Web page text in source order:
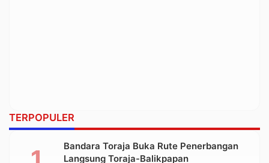
TERPOPULER
Bandara Toraja Buka Rute Penerbangan
Langsung Toraja-Balikpapan